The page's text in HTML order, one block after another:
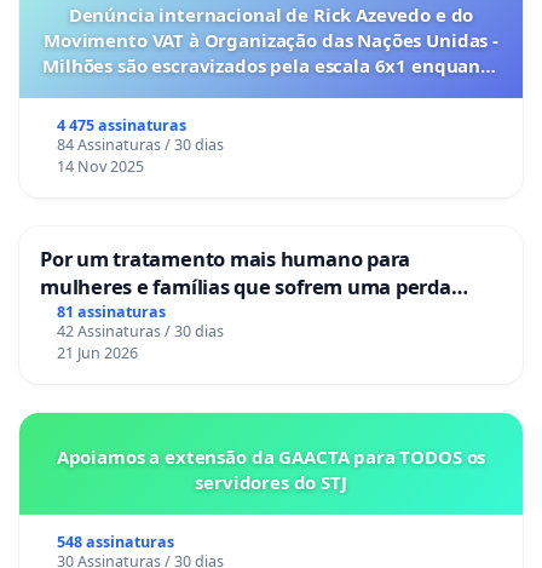
Denúncia internacional de Rick Azevedo e do
Movimento VAT à Organização das Nações Unidas -
Milhões são escravizados pela escala 6x1 enquanto
4 475 assinaturas
84 Assinaturas / 30 dias
14 Nov 2025
Por um tratamento mais humano para
mulheres e famílias que sofrem uma perda
gestacional nos hospitais portugueses
81 assinaturas
42 Assinaturas / 30 dias
21 Jun 2026
Apoiamos a extensão da GAACTA para TODOS os
servidores do STJ
548 assinaturas
30 Assinaturas / 30 dias